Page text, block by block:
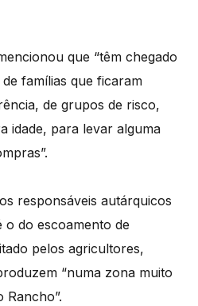
que “têm chegado
famílias que ficaram
de grupos de risco,
idade, para levar alguma
responsáveis autárquicos
do escoamento de
pelos agricultores,
“numa zona muito
Rancho”.